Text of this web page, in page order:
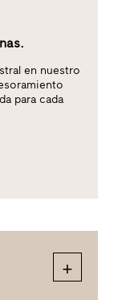
en nuestro
para cada